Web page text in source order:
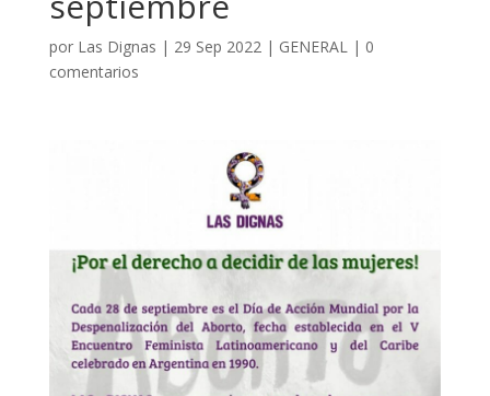
por Las Dignas | 29 Sep 2022| GENERAL| 0
comentarios